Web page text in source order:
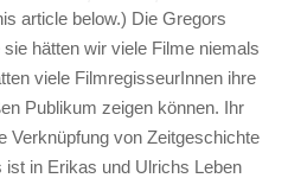
article below.) Die Gregors
hätten wir viele Filme niemals
viele FilmregisseurInnen ihre
Publikum zeigen können. Ihr
Verknüpfung von Zeitgeschichte
in Erikas und Ulrichs Leben